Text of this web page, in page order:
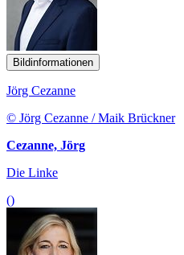
Bildinformationen
Jörg Cezanne
© Jörg Cezanne / Maik Brückner
Cezanne, Jörg
Die Linke
()